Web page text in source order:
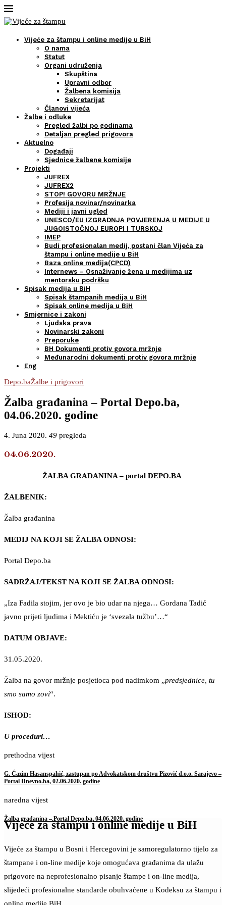
Vijeće za štampu i online medije u BiH
O nama
Statut
Organi udruženja
Skupština
Upravni odbor
Žalbena komisija
Sekretarijat
Članovi vijeća
Žalbe i odluke
Pregled žalbi po godinama
Detaljan pregled prigovora
Aktuelno
Događaji
Sjednice žalbene komisije
Projekti
JUFREX
JUFREX2
STOP! GOVORU MRŽNJE
Profesija novinar/novinarka
Mediji i javni ugled
UNESCO/EU IZGRADNJA POVJERENJA U MEDIJE U
JUGOISTOČNOJ EUROPI I TURSKOJ
IMEP
Budi profesionalan medij, postani član Vijeća za
štampu i online medije u BiH
Baza online medija(CPCD)
Internews – Osnaživanje žena u medijima uz
mentorsku podršku
Spisak medija u BiH
Spisak štampanih medija u BiH
Spisak online medija u BiH
Smjernice i zakoni
Ljudska prava
Novinarski zakoni
Preporuke
BH Dokumenti protiv govora mržnje
Međunarodni dokumenti protiv govora mržnje
Eng
Depo.baŽalbe i prigovori
Žalba građanina – Portal Depo.ba,
04.06.2020. godine
4. Juna 2020. 49 pregleda
04.06.2020.
ŽALBA GRAĐANINA – portal DEPO.BA
ŽALBENIK:
Žalba građanina
MEDIJ NA KOJI SE ŽALBA ODNOSI:
Portal Depo.ba
SADRŽAJ/TEKST NA KOJI SE ŽALBA ODNOSI:
„Iza Fadila stojim, jer ovo je bio udar na njega… Gordana Tadić
javno prijeti ljudima i Mektiću je ‘svezala tužbu’…“
DATUM OBJAVE:
31.05.2020.
Žalba na govor mržnje posjetioca pod nadimkom „predsjednice, tu
smo samo zovi“.
ISHOD:
U proceduri…
prethodna vijest
G. Ćazim Hasanspahić, zastupan po Advokatskom društvu Pizović d.o.o. Sarajevo –
Portal Dnevno.ba, 02.06.2020. godine
naredna vijest
Žalba građanina – Portal Depo.ba, 04.06.2020. godine
Vijeće za štampu i online medije u BiH
Vijeće za štampu u Bosni i Hercegovini je samoregulatorno tijelo za
štampane i on-line medije koje omogućava građanima da ulažu
prigovore na neprofesionalno pisanje štampe i on-line medija,
slijedeći profesionalne standarde obuhvaćene u Kodeksu za štampu i